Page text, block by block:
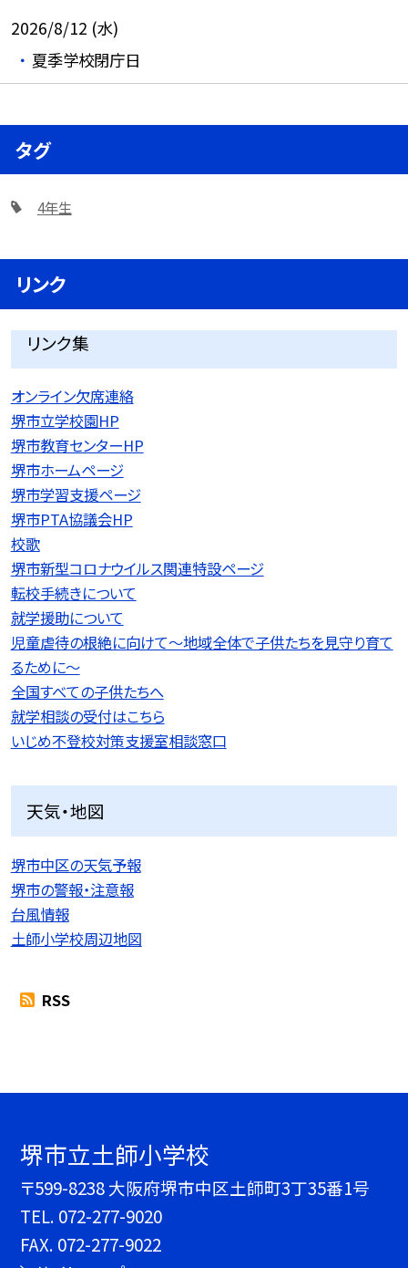
2026/8/12 (水)
夏季学校閉庁日
タグ
4年生
リンク
リンク集
オンライン欠席連絡
堺市立学校園HP
堺市教育センターHP
堺市ホームページ
堺市学習支援ページ
堺市PTA協議会HP
校歌
堺市新型コロナウイルス関連特設ページ
転校手続きについて
就学援助について
児童虐待の根絶に向けて〜地域全体で子供たちを見守り育て
るために〜
全国すべての子供たちへ
就学相談の受付はこちら
いじめ不登校対策支援室相談窓口
天気・地図
堺市中区の天気予報
堺市の警報・注意報
台風情報
土師小学校周辺地図
RSS
堺市立土師小学校
〒599-8238 大阪府堺市中区土師町3丁35番1号
TEL. 072-277-9020
FAX. 072-277-9022